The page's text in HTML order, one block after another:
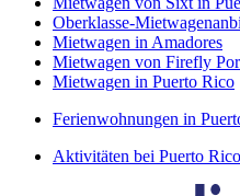
Oberklasse-
Mietwagen in Amadores
Mietwagen von Firefly
Mietwagen in Puerto Rico
Ferienwohnungen in
Aktivitäten bei Puerto Rico